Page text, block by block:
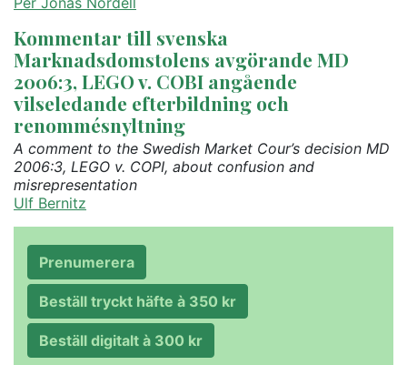
Kommentar till svenska
Marknadsdomstolens avgörande MD
2006:3, LEGO v. COBI angående
vilseledande efterbildning och
renommésnyltning
A comment to the Swedish Market Cour’s decision MD
2006:3, LEGO v. COPI, about confusion and
misrepresentation
Ulf Bernitz
Prenumerera
Beställ tryckt häfte à 350 kr
Beställ digitalt à 300 kr